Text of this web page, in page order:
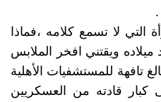
لا تسمع كلامه ،فماذا
ميلاده ويقتني افخر الملابس
تافهة للمستشفيات الأهلية
كبار قادته من العسكريين